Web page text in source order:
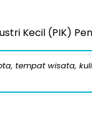
Kecil (PIK)
tempat wisata,